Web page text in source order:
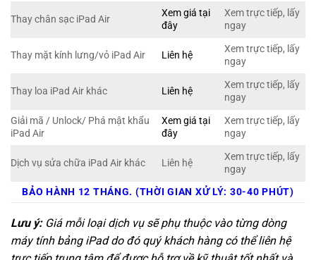
Thay chân sạc iPad Air
Xem giá tại
đây
Xem trực tiếp, lấy
ngay
Thay mặt kính lưng/vỏ iPad Air Liên hệ
Xem trực tiếp, lấy
ngay
Thay loa iPad Air khác Liên hệ
Xem trực tiếp, lấy
ngay
Giải mã / Unlock/ Phá mật khẩu
iPad Air
Xem giá tại
đây
Xem trực tiếp, lấy
ngay
Dịch vụ sửa chữa iPad Air khác Liên hệ
Xem trực tiếp, lấy
ngay
BẢO HÀNH 12 THÁNG. (THỜI GIAN XỬ LÝ: 30-40 PHÚT)
Lưu ý:Giá mỗi loại dịch vụ sẽ phụ thuộc vào từng dòng
máy tính bảng iPad do đó quý khách hàng có thể liên hệ